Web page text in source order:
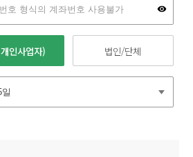
인사업자) 법인/단체